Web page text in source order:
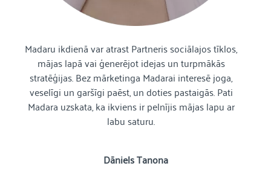
Madaru ikdienā var atrast Partneris sociālajos tīklos,
mājas lapā vai ģenerējot idejas un turpmākās
stratēģijas. Bez mārketinga Madarai interesē joga,
veselīgi un garšīgi paēst, un doties pastaigās. Pati
Madara uzskata, ka ikviens ir pelnījis mājas lapu ar
labu saturu.
Dāniels Tanona